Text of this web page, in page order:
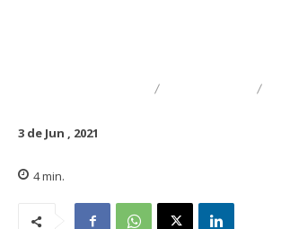
3 de Jun , 2021
4min.